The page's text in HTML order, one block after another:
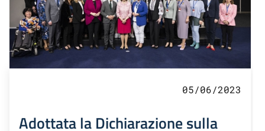
05/06/2023
Adottata la Dichiarazione sulla